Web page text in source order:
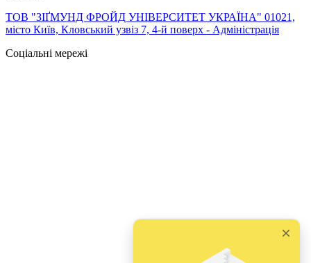
ТОВ "ЗІҐМУНД ФРОЙД УНІВЕРСИТЕТ УКРАЇНА" 01021,
місто Київ, Кловський узвіз 7, 4-й поверх - Адміністрація
Соціальні мережі